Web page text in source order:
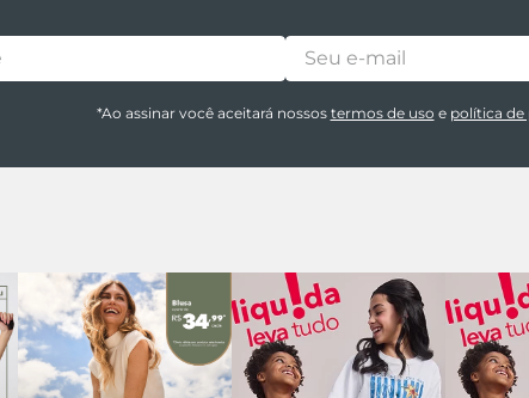
*Ao assinar você aceitará nossos termos de uso e política de